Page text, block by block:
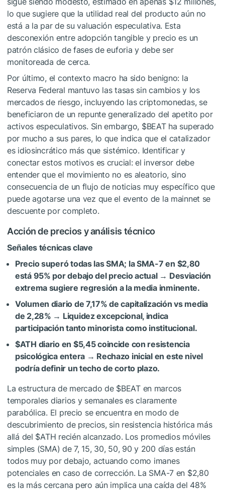
lo que sugiere que la utilidad real del producto aún no
está a la par de su valuación especulativa. Esta
desconexión entre adopción tangible y precio es un
patrón clásico de fases de euforia y debe ser
monitoreada de cerca.
Por último, el contexto macro ha sido benigno: la
Reserva Federal mantuvo las tasas sin cambios y los
mercados de riesgo, incluyendo las criptomonedas, se
beneficiaron de un repunte generalizado del apetito por
activos especulativos. Sin embargo, $BEATha superado
por mucho a sus pares, lo que indica que el catalizador
es idiosincrático más que sistémico. Identificar y
conectar estos motivos es crucial: el inversor debe
entender que el movimiento no es aleatorio, sino
consecuencia de un flujo de noticias muy específico que
puede agotarse una vez que el evento de la mainnet se
descuente por completo.
Acción de precios y análisis técnico
Señales técnicas clave
Precio superó todas las SMA; la SMA-7 en $2,80
está 95% por debajo del precio actual → Desviación
extrema sugiere regresión a la media inminente.
Volumen diario de 7,17% de capitalización vs media
de 2,28% → Liquidez excepcional, indica
participación tanto minorista como institucional.
$ATH diario en $5,45 coincide con resistencia
psicológica entera → Rechazo inicial en este nivel
podría definir un techo de corto plazo.
La estructura de mercado de $BEATen marcos
temporales diarios y semanales es claramente
parabólica. El precio se encuentra en modo de
descubrimiento de precios, sin resistencia histórica más
allá del $ATH recién alcanzado. Los promedios móviles
simples (SMA) de 7, 15, 30, 50, 90 y 200 días están
todos muy por debajo, actuando como imanes
potenciales en caso de corrección. La SMA-7 en $2,80
es la más cercana pero aún implica una caída del 48%